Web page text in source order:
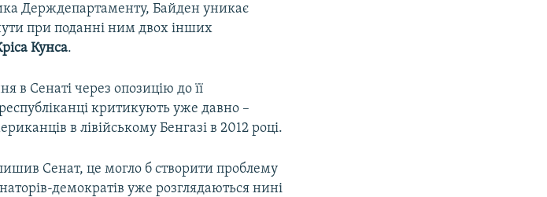
Держдепартаменту, Байден уникає
при поданні ним двох інших
Кунса.
в Сенаті через опозицію до її
критикують уже давно –
в лівійському Бенгазі в 2012 році.
Сенат, це могло б створити проблему
демократів уже розглядаються нині